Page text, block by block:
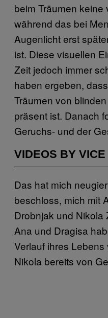
beim Träumen
während das bei
Augenlicht erst
ist. Diese visuellen
Zeit jedoch immer
haben ergeben,
Träumen von
präsent ist. Danach
Geruchs- und der
VIDEOS BY VICE
Das hat mich
beschloss, mich mit
Drobnjak und Nikola
Ana und Dragisa
Verlauf ihres
Nikola bereits von